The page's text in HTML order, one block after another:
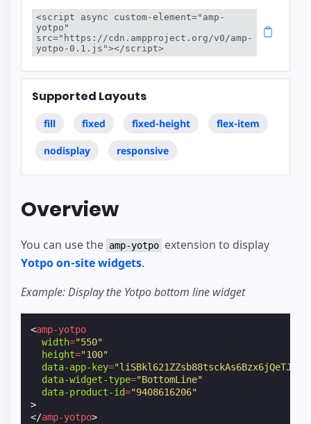
<script async custom-element="amp-
yotpo"
src="https://cdn.ampproject.org/v0/amp-
yotpo-0.1.js"></script>
Supported Layouts
fill fixed fixed-height flex-item
nodisplay responsive
Overview
You can use the amp-yotpo extension to display
Yotpo on-site widgets.
Example: Display the Yotpo bottom line widget
<amp-yotpo
width="550"
height="100"
data-app-key=
data-widget-type="BottomLine"
data-product-id="9408616206"
>
</amp-yotpo>